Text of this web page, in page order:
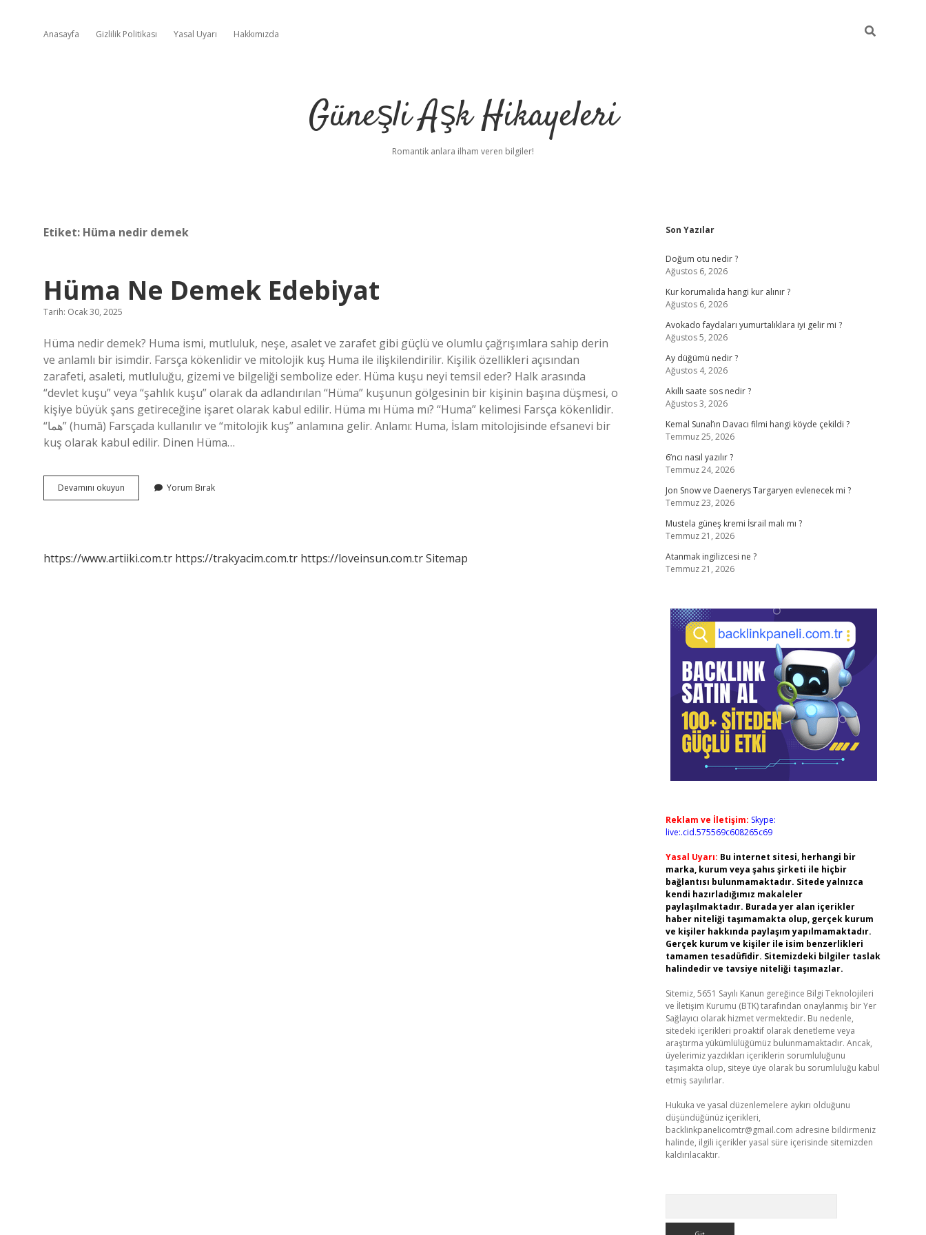
Anasayfa Gizlilik Politikası Yasal Uyarı Hakkımızda
Güneşli Aşk Hikayeleri
Romantik anlara ilham veren bilgiler!
Etiket: Hüma nedir demek
Hüma Ne Demek Edebiyat
Tarih: Ocak 30, 2025
Hüma nedir demek? Huma ismi, mutluluk, neşe, asalet ve zarafet gibi güçlü ve olumlu çağrışımlara sahip derin
ve anlamlı bir isimdir. Farsça kökenlidir ve mitolojik kuş Huma ile ilişkilendirilir. Kişilik özellikleri açısından
zarafeti, asaleti, mutluluğu, gizemi ve bilgeliği sembolize eder. Hüma kuşu neyi temsil eder? Halk arasında
“devlet kuşu” veya “şahlık kuşu” olarak da adlandırılan “Hüma” kuşunun gölgesinin bir kişinin başına düşmesi, o
kişiye büyük şans getireceğine işaret olarak kabul edilir. Hüma mı Hüma mı? “Huma” kelimesi Farsça kökenlidir.
“هما” (humā) Farsçada kullanılır ve “mitolojik kuş” anlamına gelir. Anlamı: Huma, İslam mitolojisinde efsanevi bir
kuş olarak kabul edilir. Dinen Hüma…
Devamını okuyun
Ne
Yorum Bırak
https://www.artiiki.com.tr https://trakyacim.com.tr https://loveinsun.com.trSitemap
Sidebar
Son Yazılar
Doğum otu nedir ?
Ağustos 6, 2026
Kur korumalıda hangi kur alınır ?
Ağustos 6, 2026
Avokado faydaları yumurtalıklara iyi gelir mi ?
Ağustos 5, 2026
Ay düğümü nedir ?
Ağustos 4, 2026
Akıllı saate sos nedir ?
Ağustos 3, 2026
Kemal Sunal’ın Davacı filmi hangi köyde çekildi ?
Temmuz 25, 2026
6’ncı nasıl yazılır ?
Temmuz 24, 2026
Jon Snow ve Daenerys Targaryen evlenecek mi ?
Temmuz 23, 2026
Mustela güneş kremi İsrail malı mı ?
Temmuz 21, 2026
Atanmak ingilizcesi ne ?
Temmuz 21, 2026
Reklam ve İletişim: Skype:
live:.cid.575569c608265c69
Yasal Uyarı: Bu internet sitesi, herhangi bir
marka, kurum veya şahıs şirketi ile hiçbir
bağlantısı bulunmamaktadır. Sitede yalnızca
kendi hazırladığımız makaleler
paylaşılmaktadır. Burada yer alan içerikler
haber niteliği taşımamakta olup, gerçek kurum
ve kişiler hakkında paylaşım yapılmamaktadır.
Gerçek kurum ve kişiler ile isim benzerlikleri
tamamen tesadüfidir. Sitemizdeki bilgiler taslak
halindedir ve tavsiye niteliği taşımazlar.
Sitemiz, 5651 Sayılı Kanun gereğince Bilgi Teknolojileri
ve İletişim Kurumu (BTK) tarafından onaylanmış bir Yer
Sağlayıcı olarak hizmet vermektedir. Bu nedenle,
sitedeki içerikleri proaktif olarak denetleme veya
araştırma yükümlülüğümüz bulunmamaktadır. Ancak,
üyelerimiz yazdıkları içeriklerin sorumluluğunu
taşımakta olup, siteye üye olarak bu sorumluluğu kabul
etmiş sayılırlar.
Hukuka ve yasal düzenlemelere aykırı olduğunu
düşündüğünüz içerikleri,
backlinkpanelicomtr@gmail.com adresine bildirmeniz
halinde, ilgili içerikler yasal süre içerisinde sitemizden
kaldırılacaktır.
betci